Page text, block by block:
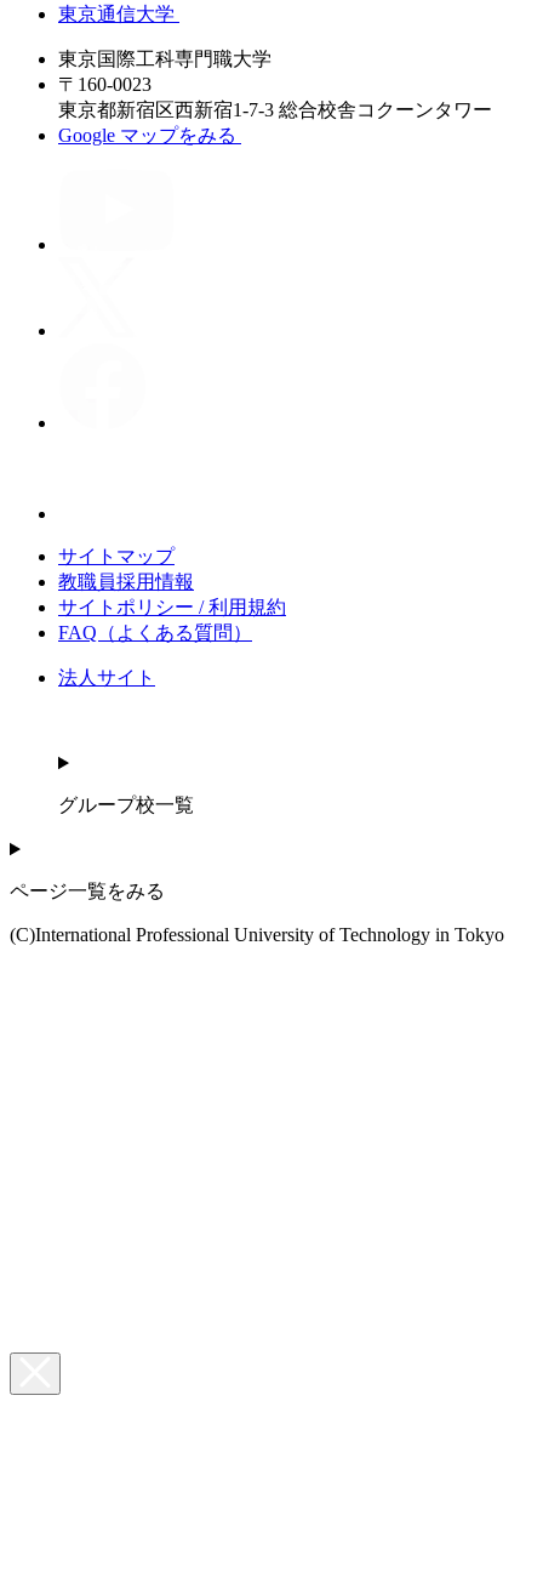
東京通信大学
東京国際工科専門職大学
〒160-0023
東京都新宿区西新宿1-7-3 総合校舎コクーンタワー
Google マップをみる
サイトマップ
教職員採用情報
サイトポリシー / 利用規約
FAQ（よくある質問）
法人サイト
グループ校一覧
ページ一覧をみる
(C)International Professional University of Technology in Tokyo